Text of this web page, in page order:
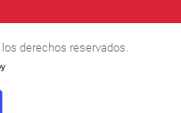
derechos reservados.